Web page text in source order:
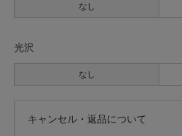
なし
光沢
なし
キャンセル・返品について